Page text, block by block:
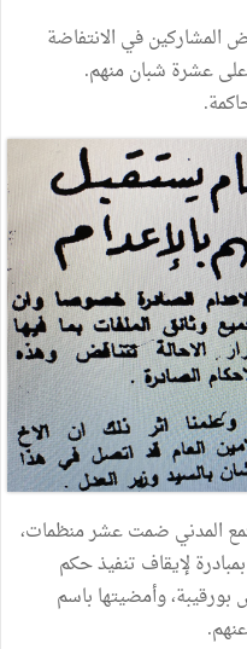
في الانتفاضة
عشرة شبان منهم.
المدني ضمت عشر منظمات،
لإيقاف تنفيذ حكم
بورقيبة، وأمضيتها باسم